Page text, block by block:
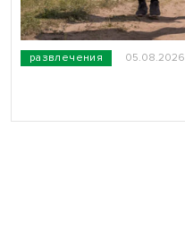
развлечения 05.08.2026